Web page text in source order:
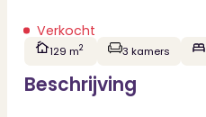
Verkocht
129 m2 3 kamers
Beschrijving